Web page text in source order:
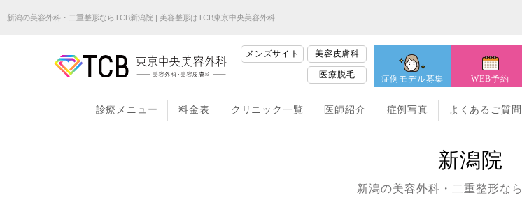
新潟の美容外科・二重整形ならTCB新潟院 | 美容整形はTCB東京中央美容外科
メンズサイト 美容皮膚科
医療脱毛 症例モデル募集 WEB予約
診療メニュー 料金表 クリニック一覧 医師紹介 症例写真 よくあるご質問
新潟院
新潟の美容外科・二重整形なら